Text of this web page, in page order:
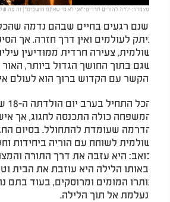
Video
מצמרר: ילדה להורים חרדים: "אני לא מי שאתם חושבים" | זה מה
ישנם רגעים בחיים שבהם נדמה
ניתק לעולמים ואין דרך חזרה. אך
שולמית, צעירה חרדית ממודיעין
שגם בתוך החושך הגדול ביותר,
והקשר עם הקדוש ברוך הוא לעולם
המשפחה כולה התכנסה לחגוג, אך
הדרמה שעומדת להתחולל. בסיום
שולמית לשוחח עם הוריה ביחידות
כואב: היא עזבה את דרך התורה
ובאותו הלילה היא עוזבת את הבית
נותרו המומים ומרוסקים, בעוד בתם
ונעלמת אל תוך הלילה.